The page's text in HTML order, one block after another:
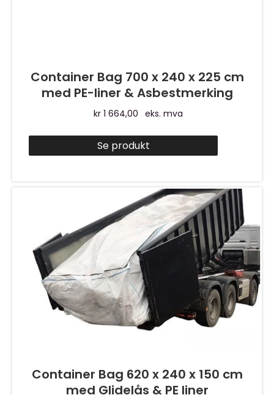
Container Bag 700 x 240 x 225 cm
med PE-liner & Asbestmerking
kr 1 664,00 eks. mva
Se produkt
Container Bag 620 x 240 x 150 cm
med Glidelås & PE liner